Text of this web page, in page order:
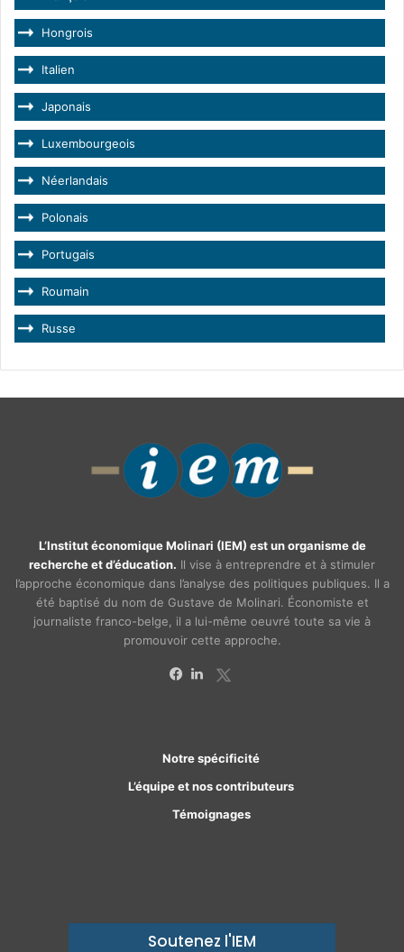
Hongrois
Italien
Japonais
Luxembourgeois
Néerlandais
Polonais
Portugais
Roumain
Russe
L’Institut économique Molinari (IEM) est un organisme de
recherche et d’éducation. Il vise à entreprendre et à stimuler
l’approche économique dans l’analyse des politiques publiques. Il a
été baptisé du nom de Gustave de Molinari. Économiste et
journaliste franco-belge, il a lui-même oeuvré toute sa vie à
promouvoir cette approche.
Notre spécificité
L’équipe et nos contributeurs
Témoignages
Soutenez l'IEM